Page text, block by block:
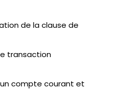
de la clause de
transaction
compte courant et